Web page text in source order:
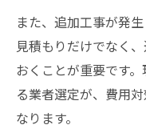
また、追加工事が発
見積もりだけでなく
おくことが重要です
る業者選定が、費用
なります。